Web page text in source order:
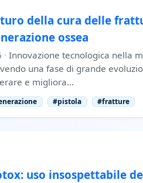
della cura delle
ossea
· Innovazione tecnologica nella
una fase di grande
e migliora…
#pistola #fratture
uso insospettabile